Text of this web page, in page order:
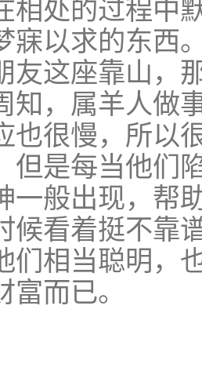
相处的过程中
寐以求的东西
友这座靠山，
知，属羊人做
也很慢，所以
但是每当他们
一般出现，帮
候看着挺不靠
们相当聪明，
而已。